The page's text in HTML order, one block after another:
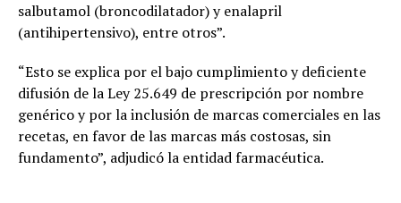
salbutamol (broncodilatador) y enalapril
(antihipertensivo), entre otros”.
“Esto se explica por el bajo cumplimiento y deficiente
difusión de la Ley 25.649 de prescripción por nombre
genérico y por la inclusión de marcas comerciales en las
recetas, en favor de las marcas más costosas, sin
fundamento”, adjudicó la entidad farmacéutica.